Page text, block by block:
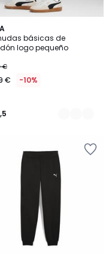
básicas de
logo pequeño
€
€ -10%